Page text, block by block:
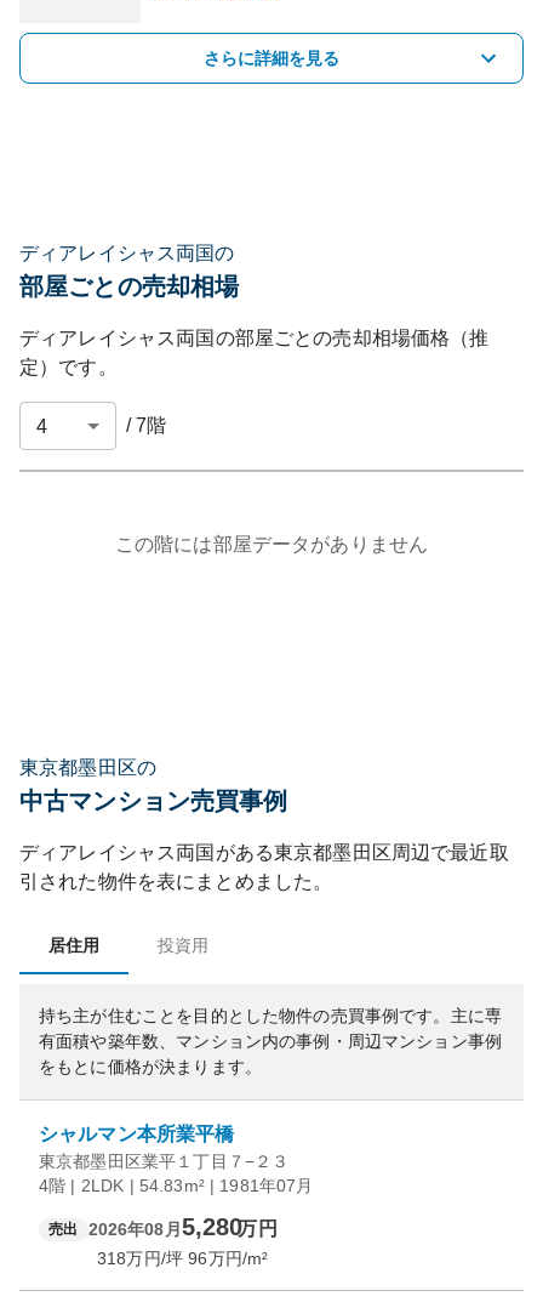
さらに詳細を見る
ディアレイシャス両国の
部屋ごとの売却相場
ディアレイシャス両国 の部屋ごとの売却相場価格（推
定）です。
/7階
この階には部屋データがありません
東京都墨田区の
中古マンション売買事例
ディアレイシャス両国 がある東京都墨田区周辺で最近取
引された物件を表にまとめました。
居住用 投資用
持ち主が住むことを目的とした物件の売買事例です。 主に専
有面積や築年数、マンション内の事例・周辺マンション事例
をもとに価格が決まります。
シャルマン本所業平橋
東京都墨田区業平１丁目７−２３
4階 | 2LDK | 54.83m² | 1981年07月
売出 2026年08月 5,280万円
318万円/坪 96万円/m²